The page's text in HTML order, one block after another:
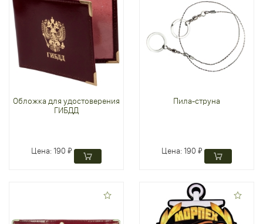
Обложка для удостоверения
ГИБДД
Цена:190 ₽
Пила-струна
Цена:190 ₽